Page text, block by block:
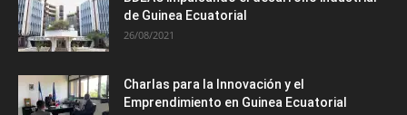
de Guinea Ecuatorial
26/08/2021
Charlas para la Innovación y el
Emprendimiento en Guinea Ecuatorial